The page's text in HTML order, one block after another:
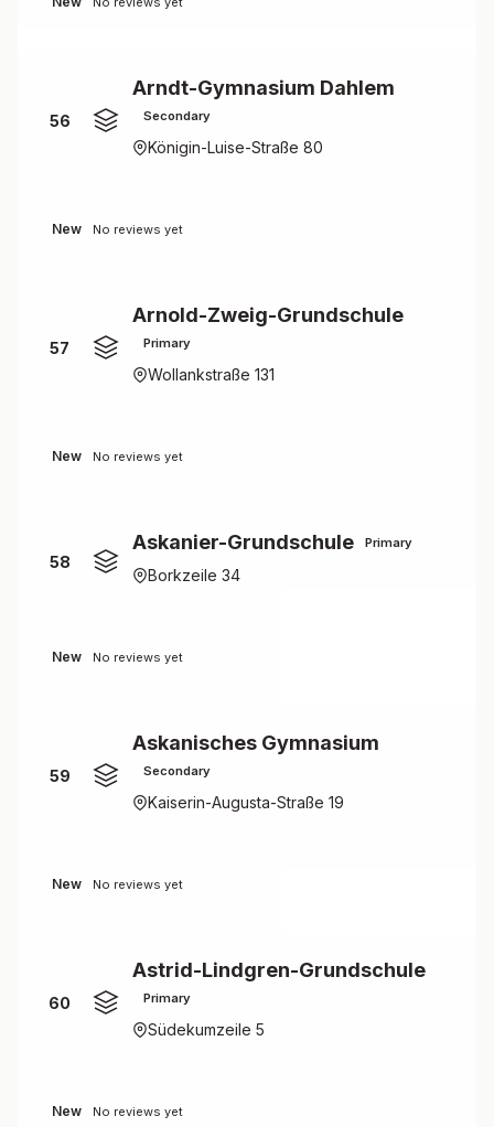
56
Arndt-Gymnasium Dahlem
Secondary
Königin-Luise-Straße 80
New No reviews yet
57
Arnold-Zweig-Grundschule
Primary
Wollankstraße 131
New No reviews yet
58
Askanier-Grundschule Primary
Borkzeile 34
New No reviews yet
59
Askanisches Gymnasium
Secondary
Kaiserin-Augusta-Straße 19
New No reviews yet
60
Astrid-Lindgren-Grundschule
Primary
Südekumzeile 5
New No reviews yet